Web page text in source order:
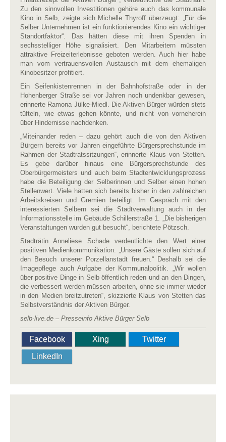
Zu den sinnvollen Investitionen gehöre auch das kommunale
Kino in Selb, zeigte sich Michelle Thyroff überzeugt: „Für die
Selber Unternehmen ist ein funktionierendes Kino ein wichtiger
Standortfaktor“. Das hätten diese mit ihren Spenden in
sechsstelliger Höhe signalisiert. Den Mitarbeitern müssten
attraktive Freizeiterlebnisse geboten werden. Auch hier habe
man vom vertrauensvollen Austausch mit dem ehemaligen
Kinobesitzer profitiert.
Ein Seifenkistenrennen in der Bahnhofstraße oder in der
Hohenberger Straße sei vor Jahren noch undenkbar gewesen,
erinnerte Ramona Jülke-Miedl. Die Aktiven Bürger würden stets
tüfteln, wie etwas gehen könnte, und nicht von vorneherein
über Hindernisse nachdenken.
„Miteinander reden – dazu gehört auch die von den Aktiven
Bürgern bereits vor Jahren eingeführte Bürgersprechstunde im
Rahmen der Stadtratssitzungen“, erinnerte Klaus von Stetten.
Es gebe darüber hinaus eine Bürgersprechstunde des
Oberbürgermeisters und auch beim Stadtentwicklungsprozess
habe die Beteiligung der Selberinnen und Selber einen hohen
Stellenwert. Viele hätten sich bereits bisher in den zahlreichen
Arbeitskreisen und Gremien beteiligt. Im Gespräch mit den
interessierten Selbern sei die Stadtverwaltung auch in der
Informationsstelle im Gebäude Schillerstraße 1. „Die bisherigen
Veranstaltungen wurden gut besucht“, berichtete Pötzsch.
Stadträtin Anneliese Schade verdeutlichte den Wert einer
positiven Medienkommunikation. „Unsere Gäste sollen sich auf
den Besuch unserer Porzellanstadt freuen.“ Deshalb sei die
Imagepflege auch Aufgabe der Kommunalpolitik. „Wir wollen
über positive Dinge in Selb öffentlich reden und an den Dingen,
die verbessert werden müssen arbeiten, ohne sie immer wieder
in den Medien breitzutreten“, skizzierte Klaus von Stetten das
Selbstverständnis der Aktiven Bürger.
selb-live.de – Presseinfo Aktive Bürger Selb
Facebook Xing
Twitter
LinkedIn